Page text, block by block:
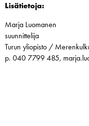
Lisätietoja:
Marja Luomanen
suunnittelija
Turun yliopisto /
p. 040 7799 485,